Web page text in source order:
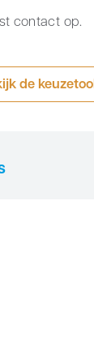
contact op.
de keuzetool